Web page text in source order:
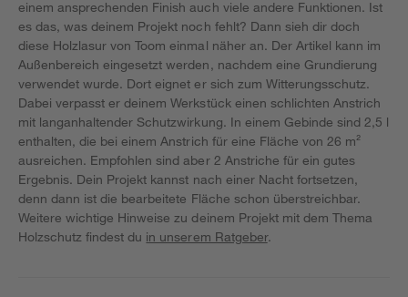
einem ansprechenden Finish auch viele andere Funktionen. Ist
es das, was deinem Projekt noch fehlt? Dann sieh dir doch
diese Holzlasur von Toom einmal näher an. Der Artikel kann im
Außenbereich eingesetzt werden, nachdem eine Grundierung
verwendet wurde. Dort eignet er sich zum Witterungsschutz.
Dabei verpasst er deinem Werkstück einen schlichten Anstrich
mit langanhaltender Schutzwirkung. In einem Gebinde sind 2,5 l
enthalten, die bei einem Anstrich für eine Fläche von 26 m²
ausreichen. Empfohlen sind aber 2 Anstriche für ein gutes
Ergebnis. Dein Projekt kannst nach einer Nacht fortsetzen,
denn dann ist die bearbeitete Fläche schon überstreichbar.
Weitere wichtige Hinweise zu deinem Projekt mit dem Thema
Holzschutz findest du in unserem Ratgeber.